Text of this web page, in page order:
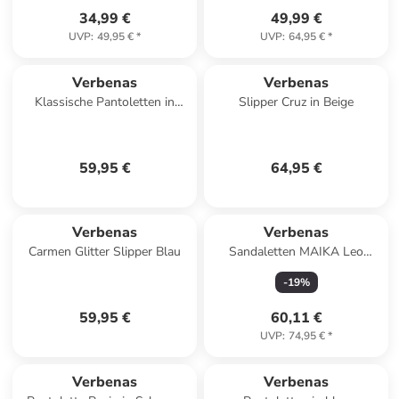
34,99 €
UVP: 49,95 €*
49,99 €
UVP: 64,95 €*
Verbenas
Klassische Pantoletten in
59,95 €
Verbenas
Slipper Cruz in Beige
64,95 €
Verbenas
Carmen Glitter Slipper Blau
59,95 €
Verbenas
Sandaletten MAIKA Leo
Serraje in bunt
-19%
60,11 €
UVP: 74,95 €*
Verbenas Verbenas